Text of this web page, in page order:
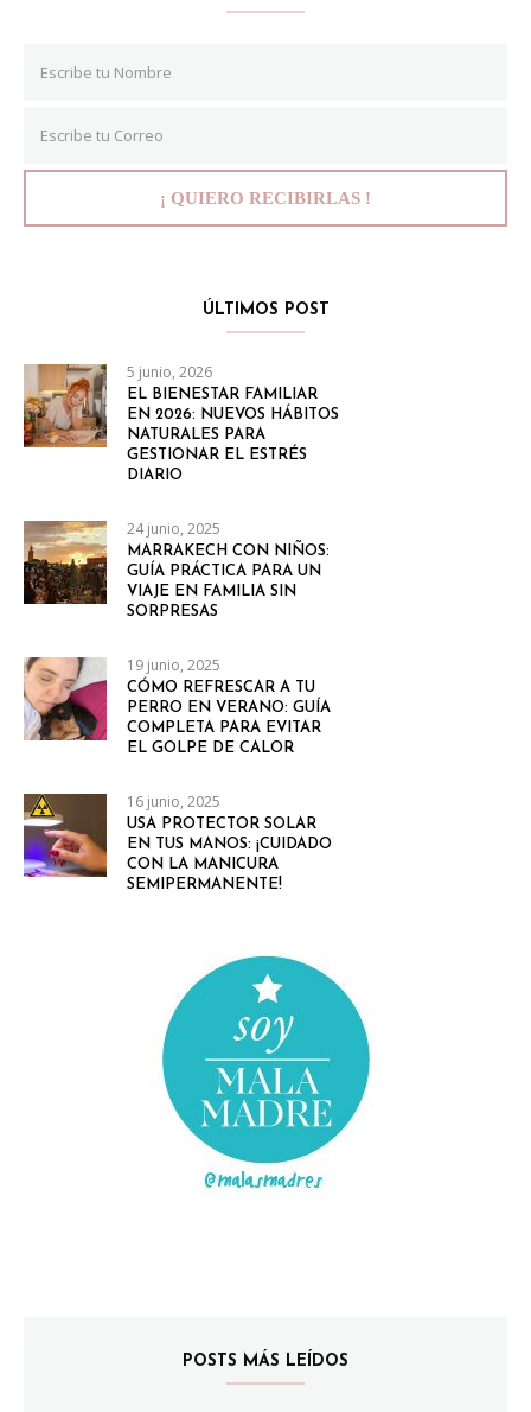
ÚLTIMOS POST
5 junio, 2026
EL BIENESTAR FAMILIAR
EN 2026: NUEVOS HÁBITOS
NATURALES PARA
GESTIONAR EL ESTRÉS
DIARIO
24 junio, 2025
MARRAKECH CON NIÑOS:
GUÍA PRÁCTICA PARA UN
VIAJE EN FAMILIA SIN
SORPRESAS
19 junio, 2025
CÓMO REFRESCAR A TU
PERRO EN VERANO: GUÍA
COMPLETA PARA EVITAR
EL GOLPE DE CALOR
16 junio, 2025
USA PROTECTOR SOLAR
EN TUS MANOS: ¡CUIDADO
CON LA MANICURA
SEMIPERMANENTE!
POSTS MÁS LEÍDOS